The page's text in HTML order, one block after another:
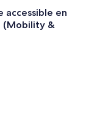
d’hôtel avec
accessible en
(Mobility &